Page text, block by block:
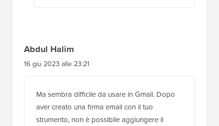
Abdul Halim
16 giu 2023 alle 23:21
Ma sembra difficile da usare in Gmail. Dopo
aver creato una firma email con il tuo
strumento, non è possibile aggiungere il